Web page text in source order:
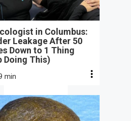
in Columbus:
Leakage After 50
Down to 1 Thing
Doing This)
min